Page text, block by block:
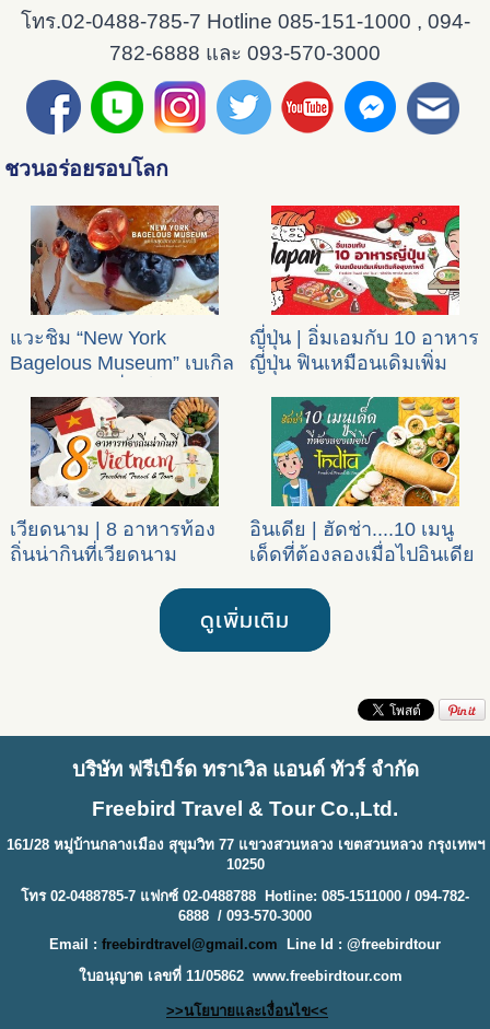
โทร.02-0488-785-7 Hotline 085-151-1000 , 094-
782-6888 และ 093-570-3000
ชวนอร่อยรอบโลก
แวะชิม “New York
Bagelous Museum” เบเกิล
ญี่ปุ่น | อิ่มเอมกับ 10 อาหาร
ญี่ปุ่น ฟินเหมือนเดิมเพิ่ม
เวียดนาม | 8 อาหารท้อง
ถิ่นน่ากินที่เวียดนาม
อินเดีย | ฮัดช่า....10 เมนู
เด็ดที่ต้องลองเมื่อไปอินเดีย
ดูเพิ่มเติม
บริษัท ฟรีเบิร์ด ทราเวิล แอนด์ ทัวร์ จำกัด
Freebird Travel & Tour Co.,Ltd.
161/28 หมู่บ้านกลางเมือง สุขุมวิท 77 แขวงสวนหลวง เขตสวนหลวง กรุงเทพฯ
10250
โทร 02-0488785-7 แฟกซ์ 02-0488788 Hotline: 085-1511000 / 094-782-
6888 / 093-570-3000
Email : freebirdtravel@gmail.com Line Id : @freebirdtour
ใบอนุญาต เลขที่ 11/05862 www.freebirdtour.com
>>นโยบายและเงื่อนไข<<